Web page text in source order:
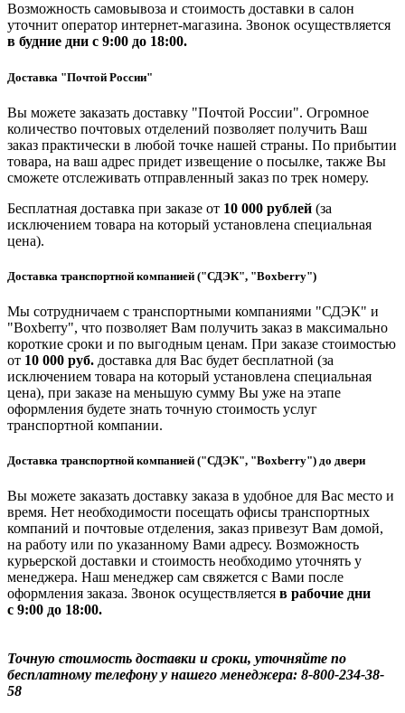
Возможность самовывоза и стоимость доставки в салон
уточнит оператор интернет-магазина. Звонок осуществляется
в будние дни с 9:00 до 18:00.
Доставка "Почтой России"
Вы можете заказать доставку "Почтой России". Огромное
количество почтовых отделений позволяет получить Ваш
заказ практически в любой точке нашей страны. По прибытии
товара, на ваш адрес придет извещение о посылке, также Вы
сможете отслеживать отправленный заказ по трек номеру.
Бесплатная доставка при заказе от 10 000 рублей (за
исключением товара на который установлена специальная
цена).
Доставка транспортной компанией ("СДЭК", "Boxberry")
Мы сотрудничаем с транспортными компаниями "СДЭК" и
"Boxberry", что позволяет Вам получить заказ в максимально
короткие сроки и по выгодным ценам. При заказе стоимостью
от 10 000 руб. доставка для Вас будет бесплатной (за
исключением товара на который установлена специальная
цена), при заказе на меньшую сумму Вы уже на этапе
оформления будете знать точную стоимость услуг
транспортной компании.
Доставка транспортной компанией ("СДЭК", "Boxberry") до двери
Вы можете заказать доставку заказа в удобное для Вас место и
время. Нет необходимости посещать офисы транспортных
компаний и почтовые отделения, заказ привезут Вам домой,
на работу или по указанному Вами адресу. Возможность
курьерской доставки и стоимость необходимо уточнять у
менеджера. Наш менеджер сам свяжется с Вами после
оформления заказа. Звонок осуществляется в рабочие дни
с 9:00 до 18:00.
Точную стоимость доставки и сроки, уточняйте по
бесплатному телефону у нашего менеджера: 8-800-234-38-
58